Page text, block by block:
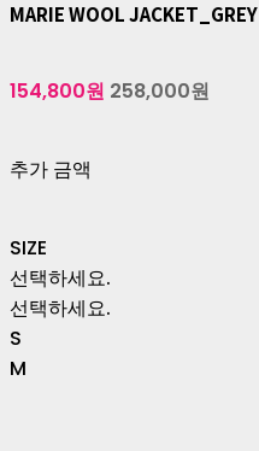
MARIE WOOL JACKET_GREY
154,800원 258,000원
추가 금액
SIZE
선택하세요.
선택하세요.
S
M